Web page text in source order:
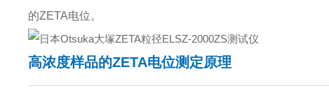
的ZETA电位。
高浓度样品的ZETA电位测定原理